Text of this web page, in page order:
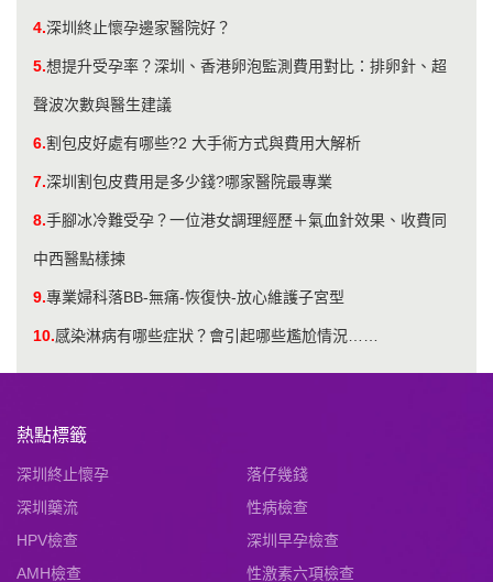
4.深圳終止懷孕邊家醫院好？
5.想提升受孕率？深圳、香港卵泡監測費用對比：排卵針、超
聲波次數與醫生建議
6.割包皮好處有哪些?2 大手術方式與費用大解析
7.深圳割包皮費用是多少錢?哪家醫院最專業
8.手腳冰冷難受孕？一位港女調理經歷＋氣血針效果、收費同
中西醫點樣揀
9.專業婦科落BB-無痛-恢復快-放心維護子宮型
10.​感染淋病有哪些症狀？會引起哪些尷尬情況……
熱點標籤
深圳終止懷孕
落仔幾錢
深圳藥流
性病檢查
HPV檢查
深圳早孕檢查
AMH檢查
性激素六項檢查